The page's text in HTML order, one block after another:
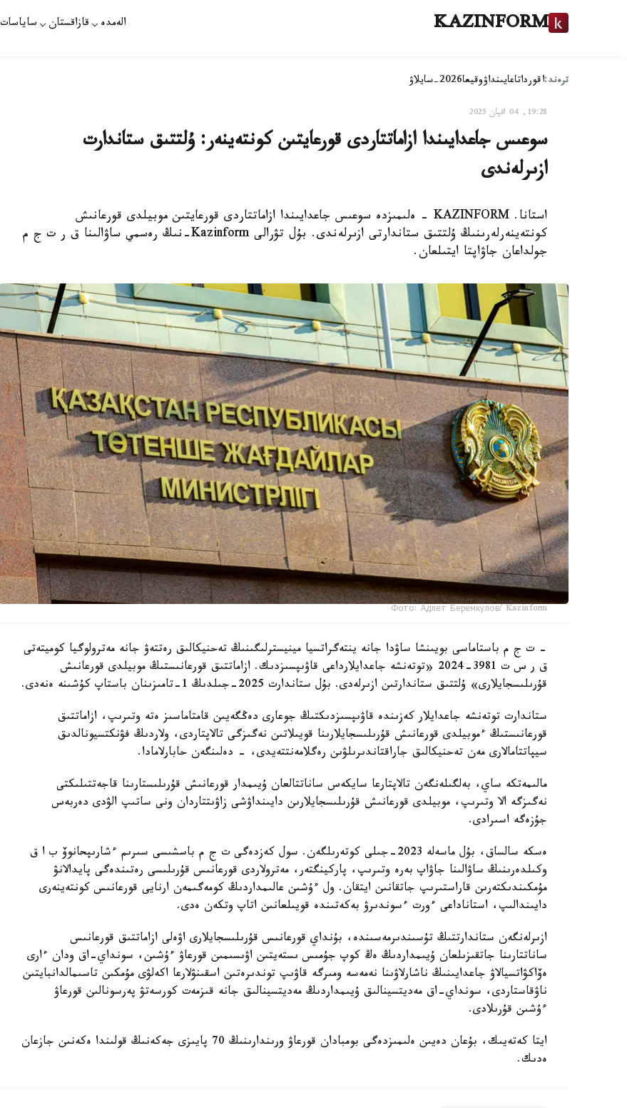
KAZINFORM الەمدە قازاقستان ساياسات
ترەند:اقورداتاعايىنداۋوقيعا2026-سايلاۋ
19:28, 04 اقپان 2025
سوعىس جاعدايىندا ازاماتتاردى قورعايتىن كونتەينەر: ۇلتتىق ستاندارت
ازىرلەندى
استانا. KAZINFORM - ەلىمىزدە سوعىس جاعدايىندا ازاماتتاردى قورعايتىن موبيلدى قورعانىش
كونتەينەرلەرىنىڭ ۇلتتىق ستاندارتى ازىرلەندى. بۇل تۋرالى Kazinform-نىڭ رەسمي ساۋالىنا ق ر ت ج م
جولداعان جاۋاپتا ايتىلعان.
Фото: Адлет Беремкулов/ Kazinform
- ت ج م باستاماسى بويىنشا ساۋدا جانە ينتەگراتسيا مينيسترلىگىنىڭ تەحنيكالىق رەتتەۋ جانە مەترولوگيا كوميتەتى
ق ر س ت 3981-2024 «توتەنشە جاعدايلارداعى قاۋىپسىزدىك. ازاماتتىق قورعانىستىڭ موبيلدى قورعانىش
قۇرىلىسجايلارى» ۇلتتىق ستاندارتىن ازىرلەدى. بۇل ستاندارت 2025-جىلدىڭ 1-تامىزىنان باستاپ كۇشىنە ەنەدى.
ستاندارت توتەنشە جاعدايلار كەزىندە قاۋىپسىزدىكتىڭ جوعارى دەڭگەيىن قامتاماسىز ەتە وتىرىپ، ازاماتتىق
قورعانىستىڭ ءموبيلدى قورعانىش قۇرىلىسجايلارىنا قويىلاتىن نەگىزگى تالاپتاردى، ولاردىڭ فۋنكتسيونالدىق
سيپاتتامالارى مەن تەحنيكالىق جاراقتاندىرىلۋىن رەگلامەنتتەيدى، - دەلىنگەن حابارلامادا.
مالىمەتكە ساي، بەلگىلەنگەن تالاپتارعا سايكەس ساناتتالعان ۇيىمدار قورعانىش قۇرىلىستارىنا قاجەتتىلىكتى
نەگىزگە الا وتىرىپ، موبيلدى قورعانىش قۇرىلىسجايلارىن دايىنداۋشى زاۋىتتاردان ونى ساتىپ الۋدى دەربەس
جۇزەگە اسىرادى.
ەسكە سالساق، بۇل ماسەلە 2023-جىلى كوتەرىلگەن. سول كەزدەگى ت ج م باسشىسى سىرىم ءشارىپحانوۆ ب ا ق
وكىلدەرىنىڭ ساۋالىنا جاۋاپ بەرە وتىرىپ، پاركينگتەر، مەترولاردى قورعانىس قۇرىلىسى رەتىندەگى پايدالانۋ
مۇمكىندىكتەرىن قاراستىرىپ جاتقانىن ايتقان. ول ءۇشىن عالىمداردىڭ كومەگىمەن ارنايى قورعانىس كونتەينەرى
دايىندالىپ، استاناداعى ءورت ءسوندىرۋ بەكەتىندە قويىلعانىن اتاپ وتكەن ەدى.
ازىرلەنگەن ستاندارتتىڭ تۇسىندىرمەسىندە، بۇنداي قورعانىس قۇرىلىسجايلارى اۋەلى ازاماتتىق قورعانىس
ساناتتارىنا جاتقىزىلعان ۇيىمداردىڭ ەڭ كوپ جۇمىس ىستەيتىن اۋىسىمىن قورعاۋ ءۇشىن، سونداي-اق ودان ءارى
ەۆاكۋاتسيالاۋ جاعدايىنىڭ ناشارلاۋىنا نەمەسە ومىرگە قاۋىپ توندىرەتىن اسقىنۋلارعا اكەلۋى مۇمكىن تاسىمالدانبايتىن
ناۋقاستاردى، سونداي-اق مەديتسينالىق ۇيىمداردىڭ مەديتسينالىق جانە قىزمەت كورسەتۋ پەرسونالىن قورعاۋ
ءۇشىن قۇرىلادى.
ايتا كەتەيىك، بۇعان دەيىن ەلىمىزدەگى بومبادان قورعاۋ ورىندارىنىڭ 70 پايىزى جەكەنىڭ قولىندا ەكەنىن جازعان
ەدىك.